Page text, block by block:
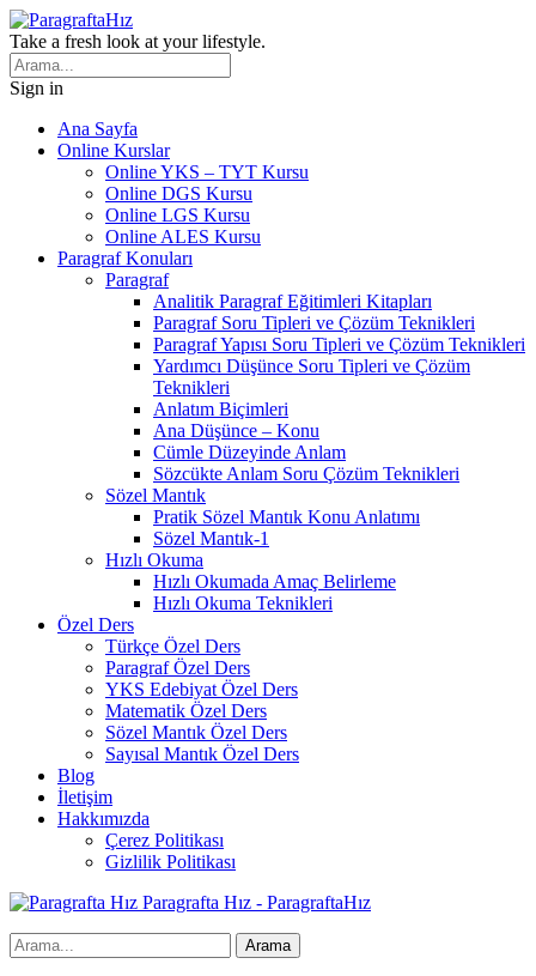
Take a fresh look at your lifestyle.
Sign in
Ana Sayfa
Online Kurslar
Online YKS – TYT Kursu
Online DGS Kursu
Online LGS Kursu
Online ALES Kursu
Paragraf Konuları
Paragraf
Analitik Paragraf Eğitimleri Kitapları
Paragraf Soru Tipleri ve Çözüm Teknikleri
Paragraf Yapısı Soru Tipleri ve Çözüm Teknikleri
Yardımcı Düşünce Soru Tipleri ve Çözüm
Teknikleri
Anlatım Biçimleri
Ana Düşünce – Konu
Cümle Düzeyinde Anlam
Sözcükte Anlam Soru Çözüm Teknikleri
Sözel Mantık
Pratik Sözel Mantık Konu Anlatımı
Sözel Mantık-1
Hızlı Okuma
Hızlı Okumada Amaç Belirleme
Hızlı Okuma Teknikleri
Özel Ders
Türkçe Özel Ders
Paragraf Özel Ders
YKS Edebiyat Özel Ders
Matematik Özel Ders
Sözel Mantık Özel Ders
Sayısal Mantık Özel Ders
Blog
İletişim
Hakkımızda
Çerez Politikası
Gizlilik Politikası
Paragrafta Hız - ParagraftaHız